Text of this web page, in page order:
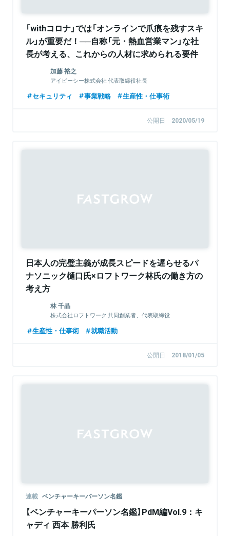
「withコロナ」では「オンラインで爪痕を残すスキ
ル」が重要だ！──自称「元・熱血営業マン」な社
長が考える、これからの人材に求められる要件
加藤 裕之
アイビーシー株式会社 代表取締役社長
セキュリティ 事業戦略 生産性・仕事術
公開日 2020/05/19
日本人の完璧主義が成長スピードを遅らせるパ
ナソニック樋口氏×ロフトワーク林氏の働き方の
考え方
林 千晶
株式会社ロフトワーク 共同創業者、代表取締役
生産性・仕事術 就職活動
公開日 2018/01/05
連載 ベンチャーキーパーソン名鑑
【ベンチャーキーパーソン名鑑】PdM編Vol.9：キ
ャディ 西本 勝利氏